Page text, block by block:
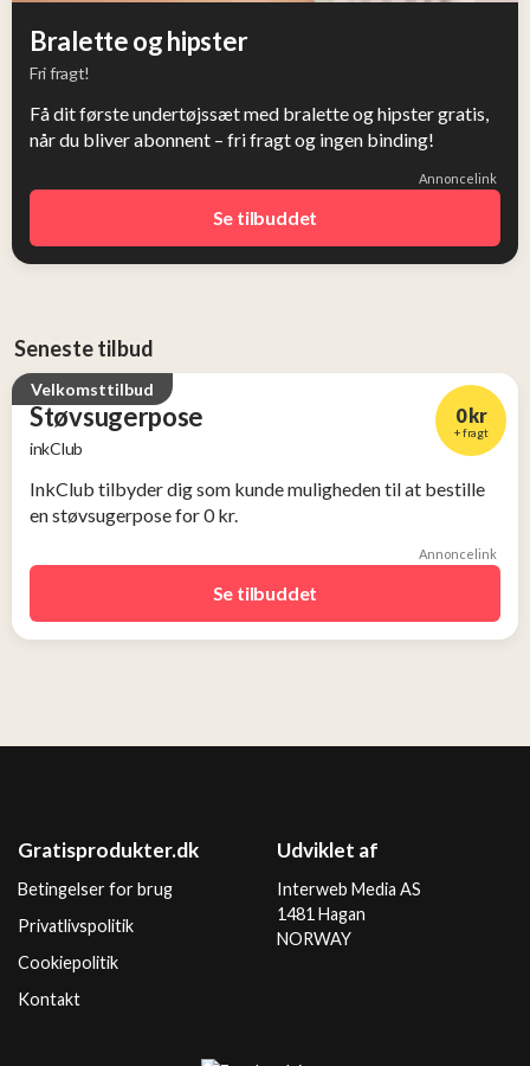
Bralette og hipster
Fri fragt!
Få dit første undertøjssæt med bralette og hipster gratis,
når du bliver abonnent – fri fragt og ingen binding!
Annoncelink
Se tilbuddet
Seneste tilbud
Velkomsttilbud
Støvsugerpose
inkClub
0 kr
+ fragt
InkClub tilbyder dig som kunde muligheden til at bestille
en støvsugerpose for 0 kr.
Annoncelink
Se tilbuddet
Gratisprodukter.dk
Betingelser for brug
Privatlivspolitik
Cookiepolitik
Kontakt
Udviklet af
Interweb Media AS
1481 Hagan
NORWAY